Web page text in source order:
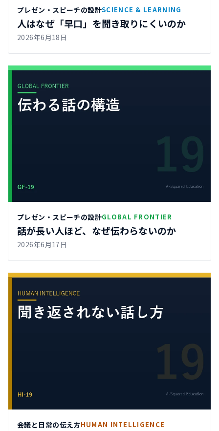
プレゼン・スピーチの設計SCIENCE & LEARNING
人はなぜ「早口」を聞き取りにくいのか
2026年6月18日
プレゼン・スピーチの設計GLOBAL FRONTIER
話が長い人ほど、なぜ伝わらないのか
2026年6月17日
会議と日常の伝え方HUMAN INTELLIGENCE